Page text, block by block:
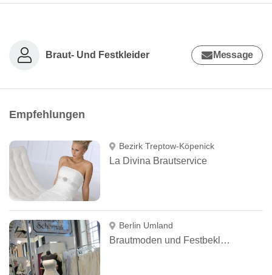
Braut- Und Festkleider Message
Empfehlungen
Bezirk Treptow-Köpenick
La Divina Brautservice
Berlin Umland
Brautmoden und Festbekleidung Schönwalde